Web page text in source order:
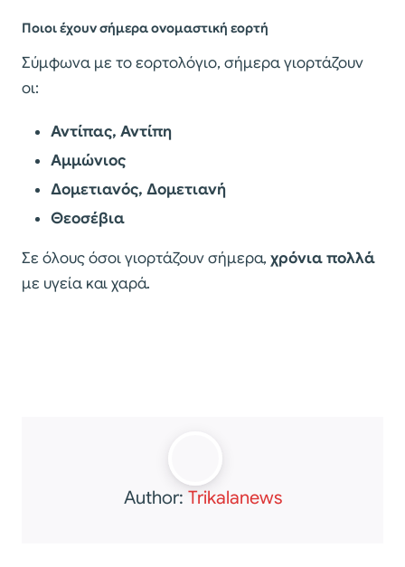
Ποιοι έχουν σήμερα ονομαστική εορτή
Σύμφωνα με το εορτολόγιο, σήμερα γιορτάζουν
οι:
Αντίπας, Αντίπη
Αμμώνιος
Δομετιανός, Δομετιανή
Θεοσέβια
Σε όλους όσοι γιορτάζουν σήμερα, χρόνια πολλά
με υγεία και χαρά.
Author: Trikalanews